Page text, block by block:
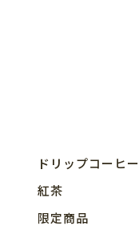
ドリップコーヒー
紅茶
限定商品